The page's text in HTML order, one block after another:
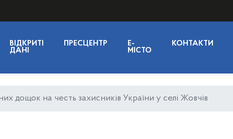
ВІДКРИТІ
ДАНІ
ПРЕСЦЕНТР
E-
МІСТО
КОНТАКТИ
дощок на честь захисників України у селі Жовчів